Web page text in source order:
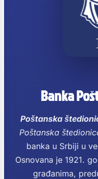
Banka
Poštanska
Poštanska
banka u Srbiji u
Osnovana je 1921.
građanima,